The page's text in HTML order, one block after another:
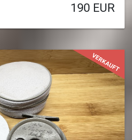
190 EUR
VERKAUFT